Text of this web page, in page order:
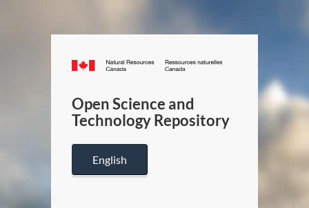
Canada.ca
/
Canada
Open Science and
Technology Repository
English